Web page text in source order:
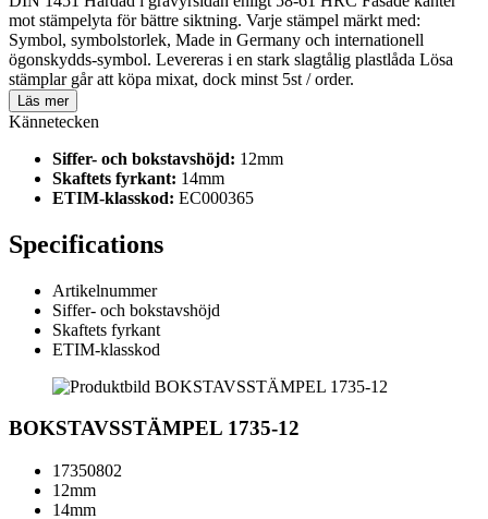
mot stämpelyta för bättre siktning. Varje stämpel märkt med:
Symbol, symbolstorlek, Made in Germany och internationell
ögonskydds-symbol. Levereras i en stark slagtålig plastlåda Lösa
stämplar går att köpa mixat, dock minst 5st / order.
Läs mer
Kännetecken
Siffer- och bokstavshöjd: 12mm
Skaftets fyrkant: 14mm
ETIM-klasskod: EC000365
Specifications
Artikelnummer
Siffer- och bokstavshöjd
Skaftets fyrkant
ETIM-klasskod
BOKSTAVSSTÄMPEL 1735-12
17350802
12mm
14mm